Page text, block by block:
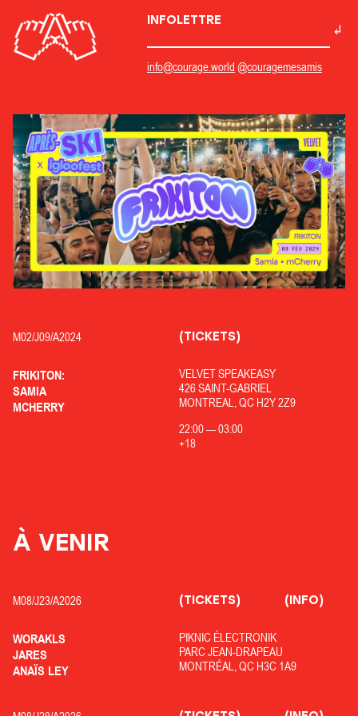
INFOLETTRE
info@courage.world @couragemesamis
M02/J09/A2024
FRIKITON:
SAMIA
MCHERRY
VELVET SPEAKEASY
426 SAINT-GABRIEL
MONTREAL, QC H2Y 2Z9
22:00—03:00
+18
(TICKETS)
À VENIR
M08/J23/A2026
WORAKLS
JARES
ANAÏS LEY
PIKNIC ÉLECTRONIK
PARC JEAN-DRAPEAU
MONTRÉAL, QC H3C 1A9
(TICKETS) (INFO)